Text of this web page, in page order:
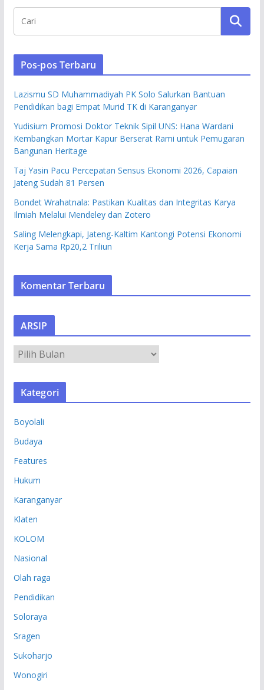
Pos-pos Terbaru
Lazismu SD Muhammadiyah PK Solo Salurkan Bantuan
Pendidikan bagi Empat Murid TK di Karanganyar
Yudisium Promosi Doktor Teknik Sipil UNS: Hana Wardani
Kembangkan Mortar Kapur Berserat Rami untuk Pemugaran
Bangunan Heritage
Taj Yasin Pacu Percepatan Sensus Ekonomi 2026, Capaian
Jateng Sudah 81 Persen
Bondet Wrahatnala: Pastikan Kualitas dan Integritas Karya
Ilmiah Melalui Mendeley dan Zotero
Saling Melengkapi, Jateng-Kaltim Kantongi Potensi Ekonomi
Kerja Sama Rp20,2 Triliun
Komentar Terbaru
ARSIP
R
S
Kategori
Boyolali
Budaya
Features
Hukum
Karanganyar
Klaten
KOLOM
Nasional
Olah raga
Pendidikan
Soloraya
Sragen
Sukoharjo
Wonogiri